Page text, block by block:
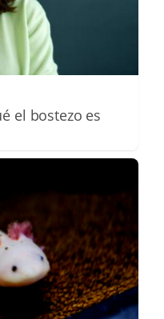
el bostezo es